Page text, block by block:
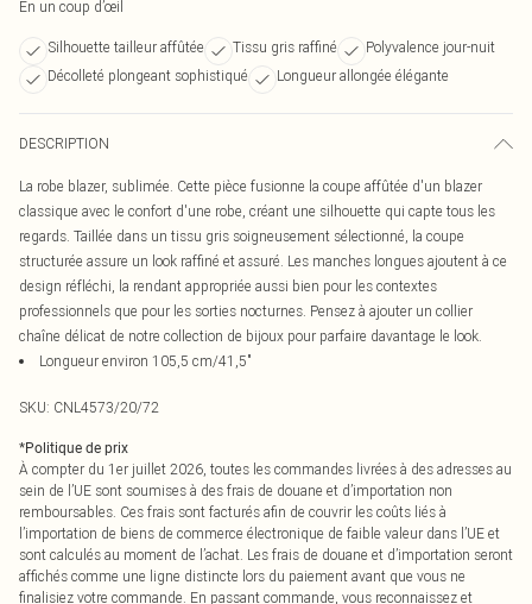
En un coup d’œil
Silhouette tailleur affûtée Tissu gris raffiné
Polyvalence jour-nuit
Décolleté plongeant sophistiqué
Longueur allongée élégante
DESCRIPTION
La robe blazer, sublimée. Cette pièce fusionne la coupe affûtée d'un blazer
classique avec le confort d'une robe, créant une silhouette qui capte tous les
regards. Taillée dans un tissu gris soigneusement sélectionné, la coupe
structurée assure un look raffiné et assuré. Les manches longues ajoutent à ce
design réfléchi, la rendant appropriée aussi bien pour les contextes
professionnels que pour les sorties nocturnes. Pensez à ajouter un collier
chaîne délicat de notre collection de bijoux pour parfaire davantage le look.
Longueur environ 105,5 cm/41,5"
SKU: CNL4573/20/72
*Politique de prix
À compter du 1er juillet 2026, toutes les commandes livrées à des adresses au
sein de l’UE sont soumises à des frais de douane et d’importation non
remboursables. Ces frais sont facturés afin de couvrir les coûts liés à
l’importation de biens de commerce électronique de faible valeur dans l’UE et
sont calculés au moment de l’achat. Les frais de douane et d’importation seront
affichés comme une ligne distincte lors du paiement avant que vous ne
finalisiez votre commande. En passant commande, vous reconnaissez et